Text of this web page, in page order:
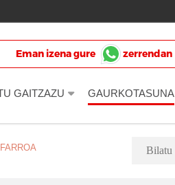
EMAN IZENA!
Eman izena gure zerrendan
GAITZAZU GAURKOTASUNA